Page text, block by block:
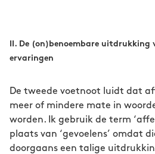
II. De (on)benoembare uitdrukking
ervaringen
De tweede voetnoot luidt dat
meer of mindere mate in
worden. Ik gebruik de term
plaats van ‘gevoelens’ omdat
doorgaans een talige